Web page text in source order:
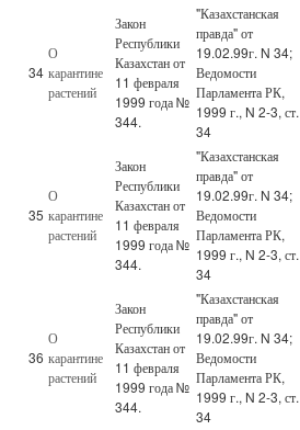
34
О
карантине
растений
Закон
Республики
Казахстан от
11 февраля
1999 года №
344.
"Казахстанская
правда" от
19.02.99г. N 34;
Ведомости
Парламента РК,
1999 г., N 2-3, ст.
34
35
О
карантине
растений
Закон
Республики
Казахстан от
11 февраля
1999 года №
344.
"Казахстанская
правда" от
19.02.99г. N 34;
Ведомости
Парламента РК,
1999 г., N 2-3, ст.
34
36
О
карантине
растений
Закон
Республики
Казахстан от
11 февраля
1999 года №
344.
"Казахстанская
правда" от
19.02.99г. N 34;
Ведомости
Парламента РК,
1999 г., N 2-3, ст.
34